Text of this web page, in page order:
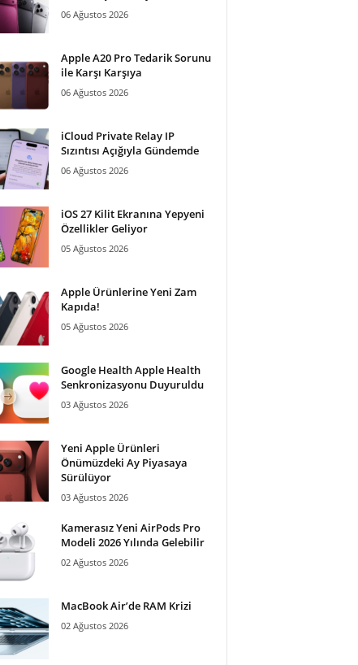
06 Ağustos 2026
Apple A20 Pro Tedarik Sorunu
ile Karşı Karşıya
06 Ağustos 2026
iCloud Private Relay IP
Sızıntısı Açığıyla Gündemde
06 Ağustos 2026
iOS 27 Kilit Ekranına Yepyeni
Özellikler Geliyor
05 Ağustos 2026
Apple Ürünlerine Yeni Zam
Kapıda!
05 Ağustos 2026
Google Health Apple Health
Senkronizasyonu Duyuruldu
03 Ağustos 2026
Yeni Apple Ürünleri
Önümüzdeki Ay Piyasaya
Sürülüyor
03 Ağustos 2026
Kamerasız Yeni AirPods Pro
Modeli 2026 Yılında Gelebilir
02 Ağustos 2026
MacBook Air’de RAM Krizi
02 Ağustos 2026